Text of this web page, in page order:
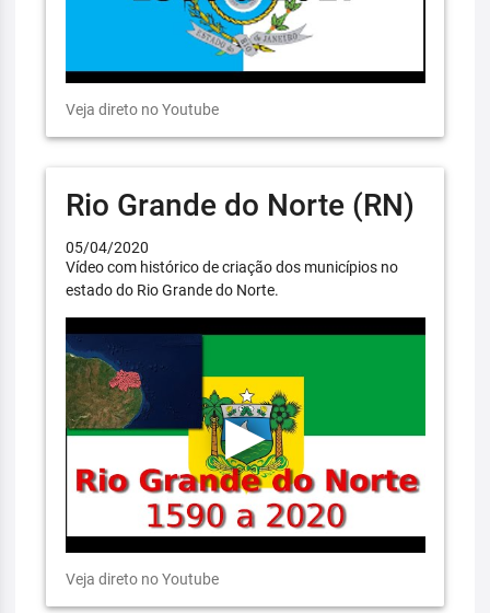
Veja direto no Youtube
Rio Grande do Norte (RN)
05/04/2020
Vídeo com histórico de criação dos municípios no
estado do Rio Grande do Norte.
Veja direto no Youtube